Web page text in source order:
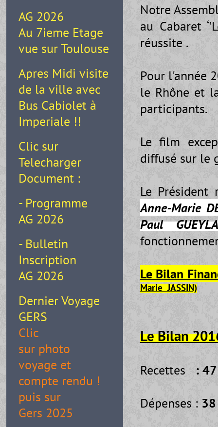
AG 2026
Au 7ieme Etage
vue sur Toulouse
Apres Midi visite
de la ville avec
Bus Cabiolet à
Imperiale !!
Clic sur
Telecharger
Document :
- Programme
AG 2026
- Bulletin
Inscription
AG 2026
Dernier Voyage
GERS
Clic
sur photo
voyage et
compte rendu !
puis sur
Gers 2025
Notre
au Cabaret
réussite .
Pour l'année
le Rhône et
participants.
Le film
diffusé sur le
Le
Anne-Marie
Paul
Le Bilan
Marie JASSIN)
Le Bilan
Recettes :
Dépenses :